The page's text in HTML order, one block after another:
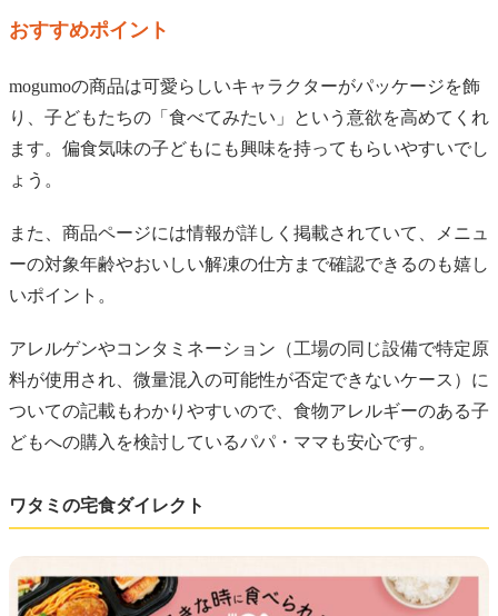
おすすめポイント
mogumoの商品は可愛らしいキャラクターがパッケージを飾
り、子どもたちの「食べてみたい」という意欲を高めてくれ
ます。偏食気味の子どもにも興味を持ってもらいやすいでし
ょう。
また、商品ページには情報が詳しく掲載されていて、メニュ
ーの対象年齢やおいしい解凍の仕方まで確認できるのも嬉し
いポイント。
アレルゲンやコンタミネーション（工場の同じ設備で特定原
料が使用され、微量混入の可能性が否定できないケース）に
ついての記載もわかりやすいので、食物アレルギーのある子
どもへの購入を検討しているパパ・ママも安心です。
ワタミの宅食ダイレクト